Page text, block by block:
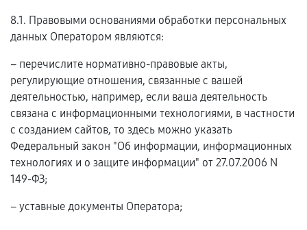
8.1. Правовыми основаниями обработки персональных
данных Оператором являются:
– перечислите нормативно-правовые акты,
регулирующие отношения, связанные с вашей
деятельностью, например, если ваша деятельность
связана с информационными технологиями, в частности
с созданием сайтов, то здесь можно указать
Федеральный закон "Об информации, информационных
технологиях и о защите информации" от 27.07.2006 N
149-ФЗ;
– уставные документы Оператора;